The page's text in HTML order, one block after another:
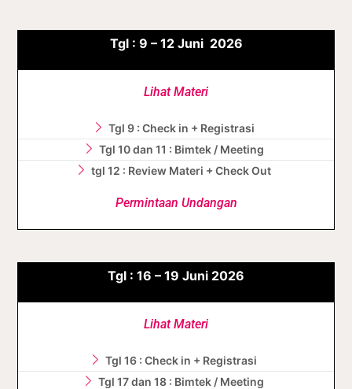
Tgl : 9 – 12 Juni 2026
Lihat Materi
Tgl 9 : Check in + Registrasi
Tgl 10 dan 11 : Bimtek / Meeting
tgl 12 : Review Materi + Check Out
Permintaan Undangan
Tgl : 16 – 19 Juni 2026
Lihat Materi
Tgl 16 : Check in + Registrasi
Tgl 17 dan 18 : Bimtek / Meeting